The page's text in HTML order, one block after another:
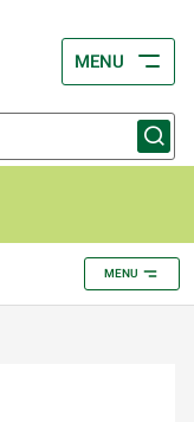
MENU
MENU